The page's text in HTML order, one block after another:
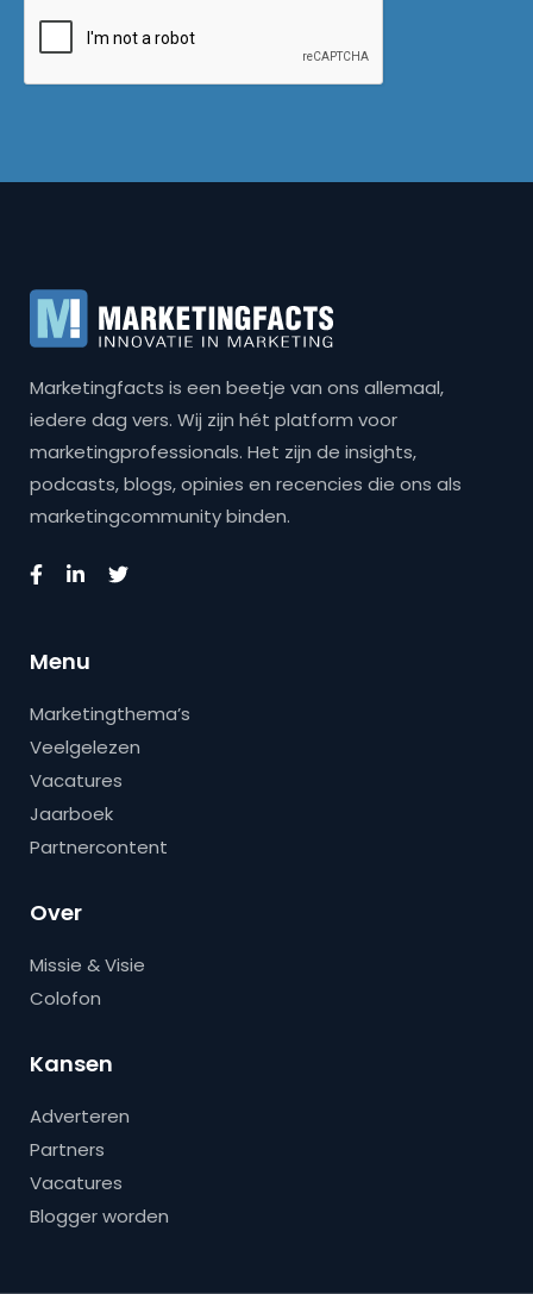
Marketingfacts is een beetje van ons allemaal,
iedere dag vers. Wij zijn hét platform voor
marketingprofessionals. Het zijn de insights,
podcasts, blogs, opinies en recencies die ons als
marketingcommunity binden.
Menu
Marketingthema’s
Veelgelezen
Vacatures
Jaarboek
Partnercontent
Over
Missie & Visie
Colofon
Kansen
Adverteren
Partners
Vacatures
Blogger worden